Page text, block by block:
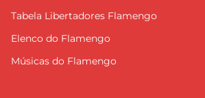
Tabela Libertadores Flamengo
Elenco do Flamengo
Músicas do Flamengo